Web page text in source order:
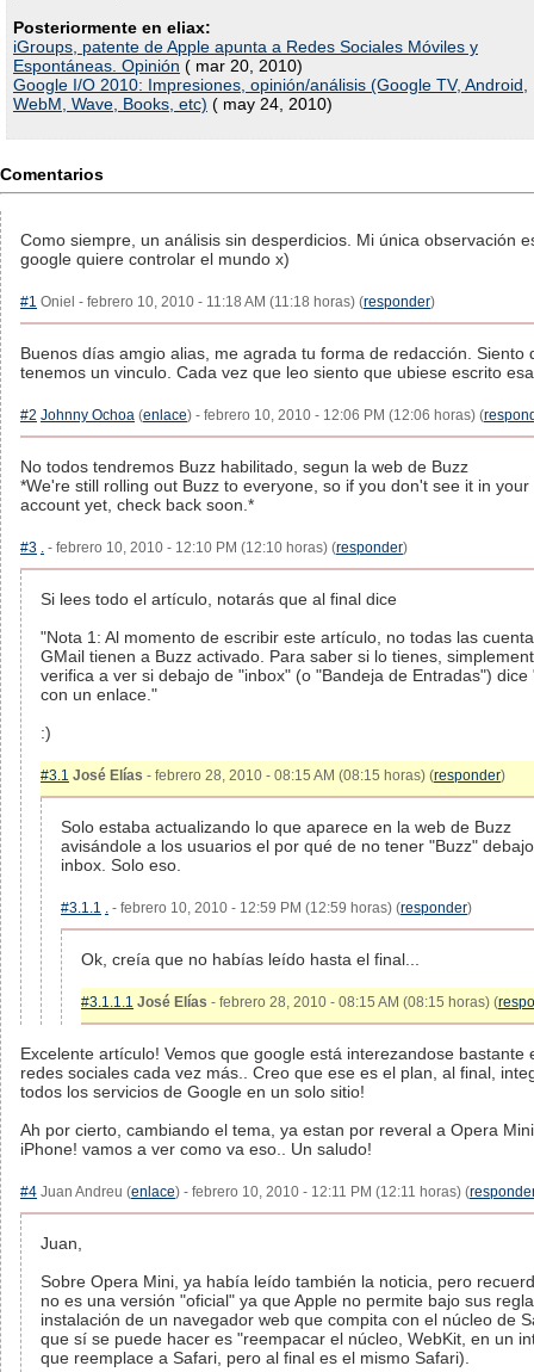
Posteriormente en eliax:
iGroups, patente de Apple apunta a Redes Sociales Móviles y
Espontáneas. Opinión ( mar 20, 2010)
Google I/O 2010: Impresiones, opinión/análisis (Google TV, Android,
WebM, Wave, Books, etc) ( may 24, 2010)
Comentarios
Como siempre, un análisis sin desperdicios. Mi única observación
google quiere controlar el mundo x)
#1 Oniel - febrero 10, 2010 - 11:18 AM (11:18 horas) (responder)
Buenos días amgio alias, me agrada tu forma de redacción. Siento
tenemos un vinculo. Cada vez que leo siento que ubiese escrito
#2 Johnny Ochoa (enlace) - febrero 10, 2010 - 12:06 PM (12:06 horas) (
No todos tendremos Buzz habilitado, segun la web de Buzz
*We're still rolling out Buzz to everyone, so if you don't see it in your
account yet, check back soon.*
#3 . - febrero 10, 2010 - 12:10 PM (12:10 horas) (responder)
Si lees todo el artículo, notarás que al final dice
"Nota 1: Al momento de escribir este artículo, no todas las
GMail tienen a Buzz activado. Para saber si lo tienes,
verifica a ver si debajo de "inbox" (o "Bandeja de Entradas") dice
con un enlace."
:)
#3.1 José Elías - febrero 28, 2010 - 08:15 AM (08:15 horas) (responder)
Solo estaba actualizando lo que aparece en la web de Buzz
avisándole a los usuarios el por qué de no tener "Buzz"
inbox. Solo eso.
#3.1.1 . - febrero 10, 2010 - 12:59 PM (12:59 horas) (responder)
Ok, creía que no habías leído hasta el final...
#3.1.1.1 José Elías - febrero 28, 2010 - 08:15 AM (08:15 horas) (
Excelente artículo! Vemos que google está interezandose bastante
redes sociales cada vez más.. Creo que ese es el plan, al final,
todos los servicios de Google en un solo sitio!
Ah por cierto, cambiando el tema, ya estan por reveral a Opera
iPhone! vamos a ver como va eso.. Un saludo!
#4 Juan Andreu (enlace) - febrero 10, 2010 - 12:11 PM (12:11 horas) (
Juan,
Sobre Opera Mini, ya había leído también la noticia, pero
no es una versión "oficial" ya que Apple no permite bajo sus
instalación de un navegador web que compita con el núcleo de
que sí se puede hacer es "reempacar el núcleo, WebKit, en un
que reemplace a Safari, pero al final es el mismo Safari).